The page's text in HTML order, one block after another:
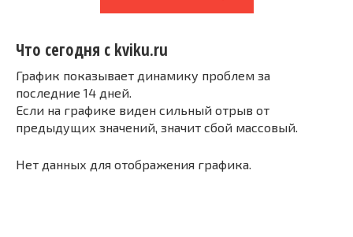
Что сегодня с kviku.ru
График показывает динамику проблем за
последние 14 дней.
Если на графике виден сильный отрыв от
предыдущих значений, значит сбой массовый.
Нет данных для отображения графика.